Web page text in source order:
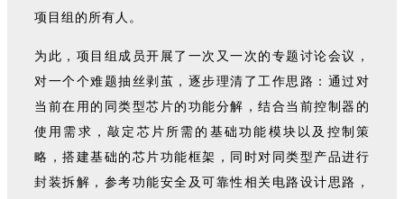
项目组的所有人。
为此，项目组成员开展了一次又一次的专题讨论会议，
对一个个难题抽丝剥茧，逐步理清了工作思路：通过对
当前在用的同类型芯片的功能分解，结合当前控制器的
使用需求，敲定芯片所需的基础功能模块以及控制策
略，搭建基础的芯片功能框架，同时对同类型产品进行
封装拆解，参考功能安全及可靠性相关电路设计思路，